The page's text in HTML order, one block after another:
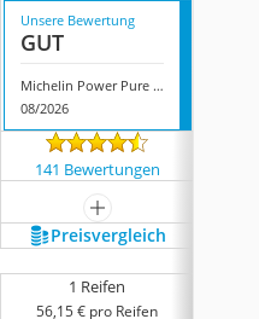
Unsere Bewertung
GUT
Michelin Power Pure SC 146100
08/2026
141 Bewertungen
mehr anzeigen
Preis­vergleich
1 Reifen
56,15 € pro Reifen